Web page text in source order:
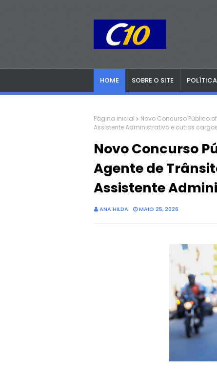
HOME SOBRE O SITE
Página inicial
Novo Concurso Público
Assistente Administrativo e outros
Novo Concurso
Agente de
Assistente
ANA HILDA MAIO 25, 2026